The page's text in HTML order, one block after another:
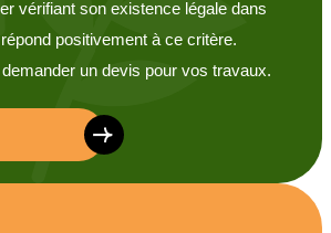
vérifiant son existence légale dans
positivement à ce critère.
demander un devis pour vos travaux.